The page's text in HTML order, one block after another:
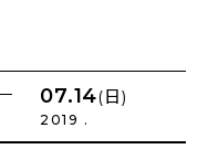
07.14(日)
2019 .